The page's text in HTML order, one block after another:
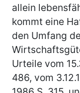
allein
kommt eine
den Umfang
Urteile vom
486, vom